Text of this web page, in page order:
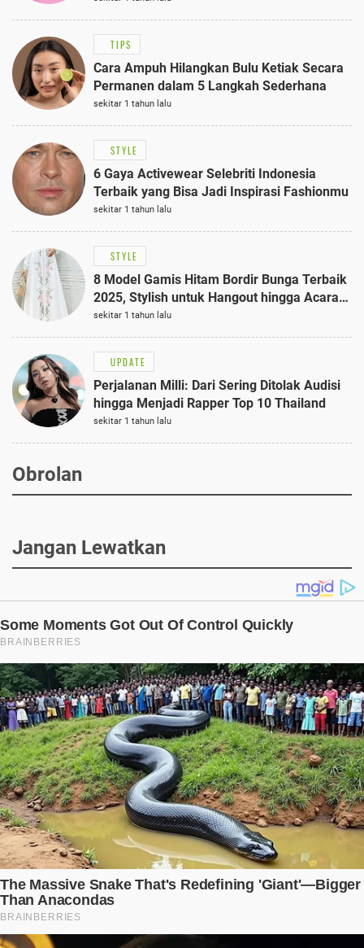
TIPS
Cara Ampuh Hilangkan Bulu Ketiak Secara
Permanen dalam 5 Langkah Sederhana
sekitar 1 tahun lalu
STYLE
6 Gaya Activewear Selebriti Indonesia
Terbaik yang Bisa Jadi Inspirasi Fashionmu
sekitar 1 tahun lalu
STYLE
8 Model Gamis Hitam Bordir Bunga Terbaik
2025, Stylish untuk Hangout hingga Acara
Semi-Formal
sekitar 1 tahun lalu
UPDATE
Perjalanan Milli: Dari Sering Ditolak Audisi
hingga Menjadi Rapper Top 10 Thailand
sekitar 1 tahun lalu
Obrolan
Jangan Lewatkan